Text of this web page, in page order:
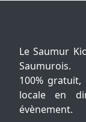
Le Saumur
Saumurois.
100%
locale en
évènement.